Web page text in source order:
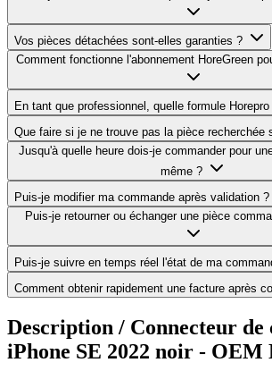
Vos pièces détachées sont-elles garanties ?
Comment fonctionne l'abonnement HoreGreen
En tant que professionnel, quelle formule
Que faire si je ne trouve pas la pièce recherchée
Jusqu'à quelle heure dois-je commander pour
même ?
Puis-je modifier ma commande après validation ?
Puis-je retourner ou échanger une pièce
Puis-je suivre en temps réel l'état de ma
Comment obtenir rapidement une facture après
Description / Connecteur de
iPhone SE 2022 noir - OEM